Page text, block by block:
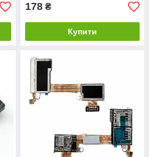
178 ₴
Купити